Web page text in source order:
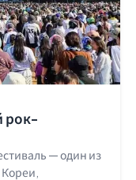
рок-
— один из